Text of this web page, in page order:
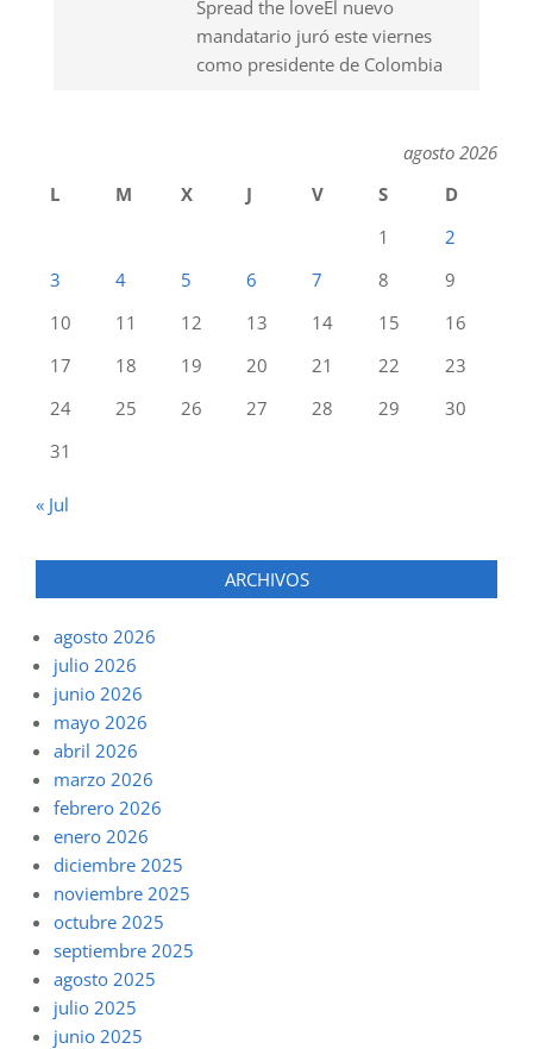
Spread the loveEl nuevo
mandatario juró este viernes
como presidente de Colombia
agosto 2026
L
M X J V S
D
1
2
3
4 5 6 7 8
9
10
11 12 13 14 15
16
17
18 19 20 21 22
23
24
25 26 27 28 29
30
31
« Jul
ARCHIVOS
agosto 2026
julio 2026
junio 2026
mayo 2026
abril 2026
marzo 2026
febrero 2026
enero 2026
diciembre 2025
noviembre 2025
octubre 2025
septiembre 2025
agosto 2025
julio 2025
junio 2025